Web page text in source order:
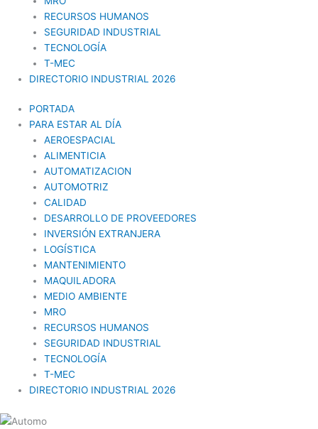
RECURSOS HUMANOS
SEGURIDAD INDUSTRIAL
TECNOLOGÍA
T-MEC
DIRECTORIO INDUSTRIAL 2026
PORTADA
PARA ESTAR AL DÍA
AEROESPACIAL
ALIMENTICIA
AUTOMATIZACION
AUTOMOTRIZ
CALIDAD
DESARROLLO DE PROVEEDORES
INVERSIÓN EXTRANJERA
LOGÍSTICA
MANTENIMIENTO
MAQUILADORA
MEDIO AMBIENTE
MRO
RECURSOS HUMANOS
SEGURIDAD INDUSTRIAL
TECNOLOGÍA
T-MEC
DIRECTORIO INDUSTRIAL 2026